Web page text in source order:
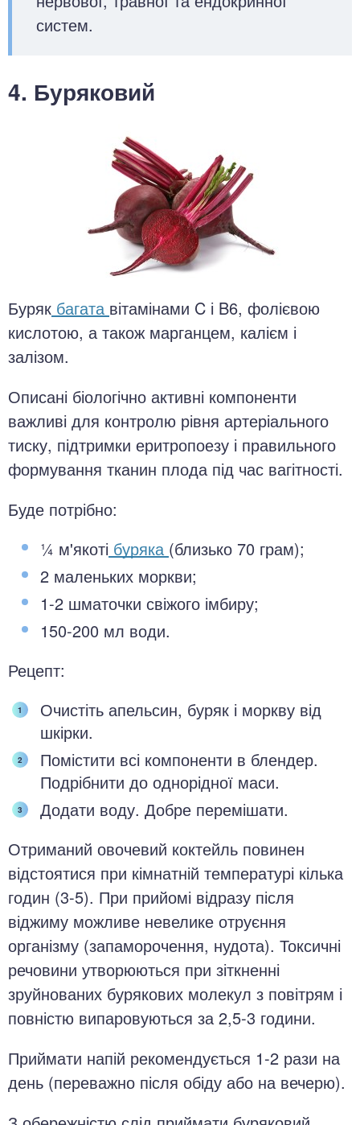
систем.
4. Буряковий
Буряк багата вітамінами C і B6, фолієвою
кислотою, а також марганцем, калієм і
залізом.
Описані біологічно активні компоненти
важливі для контролю рівня артеріального
тиску, підтримки еритропоезу і правильного
формування тканин плода під час вагітності.
Буде потрібно:
¼ м'якоті буряка (близько 70 грам);
2 маленьких моркви;
1-2 шматочки свіжого імбиру;
150-200 мл води.
Рецепт:
Очистіть апельсин, буряк і моркву від
шкірки.
Помістити всі компоненти в блендер.
Подрібнити до однорідної маси.
Додати воду. Добре перемішати.
Отриманий овочевий коктейль повинен
відстоятися при кімнатній температурі кілька
годин (3-5). При прийомі відразу після
віджиму можливе невелике отруєння
організму (запаморочення, нудота). Токсичні
речовини утворюються при зіткненні
зруйнованих бурякових молекул з повітрям і
повністю випаровуються за 2,5-3 години.
Приймати напій рекомендується 1-2 рази на
день (переважно після обіду або на вечерю).